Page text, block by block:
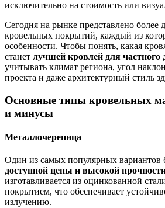
исключительно на стоимость или
Сегодня на рынке представлено более
кровельных покрытий, каждый из
особенности. Чтобы понять, какая
станет лучшей кровлей для частного
учитывать климат региона, угол
проекта и даже архитектурный стиль
Основные типы кровельных
и минусы
Металлочерепица
Один из самых популярных вариантов
доступной цены и высокой
изготавливается из оцинкованной
покрытием, что обеспечивает
излучению.